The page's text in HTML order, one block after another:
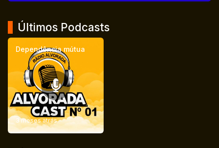
Últimos Podcasts
Dependência mútua
3 meses atrás